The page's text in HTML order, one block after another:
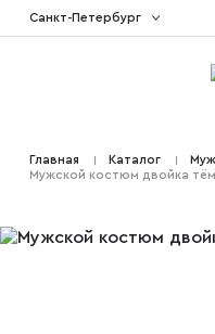
Санкт-Петербург
Костюмы двойка
Главная Каталог
Мужской костюм двойка